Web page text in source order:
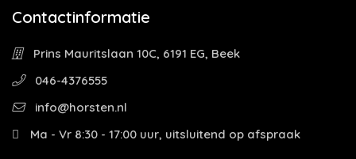
Contactinformatie
Prins Mauritslaan 10C, 6191 EG, Beek
046-4376555
info@horsten.nl
Ma - Vr 8:30 - 17:00 uur, uitsluitend op afspraak